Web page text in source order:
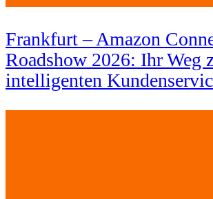
Frankfurt – Amazon
Roadshow 2026: Ihr Weg
intelligenten